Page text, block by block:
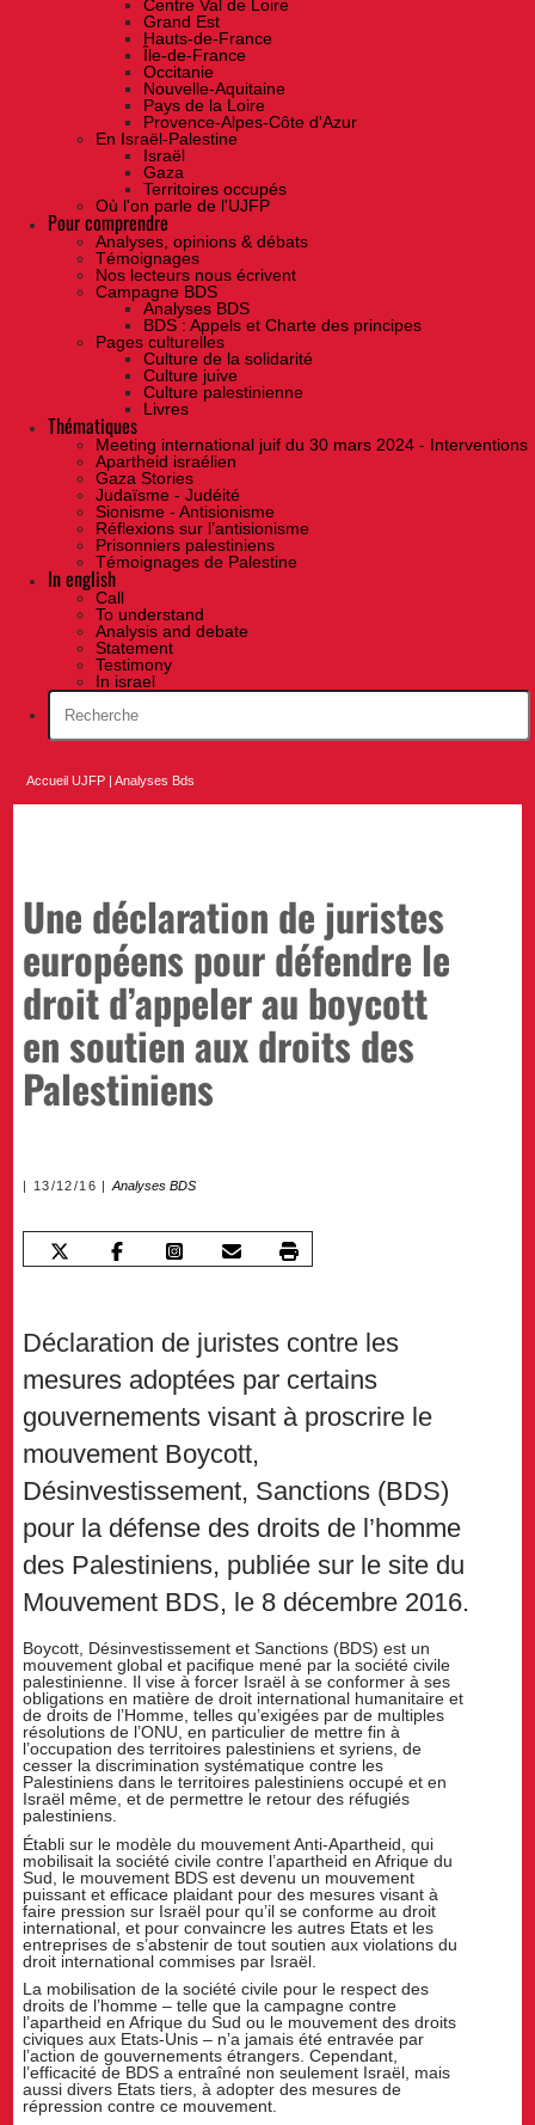
Centre Val de Loire
Grand Est
Hauts-de-France
Île-de-France
Occitanie
Nouvelle-Aquitaine
Pays de la Loire
Provence-Alpes-Côte d'Azur
En Israël-Palestine
Israël
Gaza
Territoires occupés
Où l'on parle de l'UJFP
Pour comprendre
Analyses, opinions & débats
Témoignages
Nos lecteurs nous écrivent
Campagne BDS
Analyses BDS
BDS : Appels et Charte des principes
Pages culturelles
Culture de la solidarité
Culture juive
Culture palestinienne
Livres
Thématiques
Meeting international juif du 30 mars 2024 - Interventions
Apartheid israélien
Gaza Stories
Judaïsme - Judéité
Sionisme - Antisionisme
Réflexions sur l’antisionisme
Prisonniers palestiniens
Témoignages de Palestine
In english
Call
To understand
Analysis and debate
Statement
Testimony
In israel
Accueil UJFP |Analyses Bds
Une déclaration de juristes
européens pour défendre le
droit d’appeler au boycott
en soutien aux droits des
Palestiniens
13/12/16 Analyses BDS
Déclaration de juristes contre les
mesures adoptées par certains
gouvernements visant à proscrire le
mouvement Boycott,
Désinvestissement, Sanctions (BDS)
pour la défense des droits de l’homme
des Palestiniens, publiée sur le site du
Mouvement BDS, le 8 décembre 2016.
Boycott, Désinvestissement et Sanctions (BDS) est un
mouvement global et pacifique mené par la société civile
palestinienne. Il vise à forcer Israël à se conformer à ses
obligations en matière de droit international humanitaire et
de droits de l’Homme, telles qu’exigées par de multiples
résolutions de l’ONU, en particulier de mettre fin à
l’occupation des territoires palestiniens et syriens, de
cesser la discrimination systématique contre les
Palestiniens dans le territoires palestiniens occupé et en
Israël même, et de permettre le retour des réfugiés
palestiniens.
Établi sur le modèle du mouvement Anti-Apartheid, qui
mobilisait la société civile contre l’apartheid en Afrique du
Sud, le mouvement BDS est devenu un mouvement
puissant et efficace plaidant pour des mesures visant à
faire pression sur Israël pour qu’il se conforme au droit
international, et pour convaincre les autres Etats et les
entreprises de s’abstenir de tout soutien aux violations du
droit international commises par Israël.
La mobilisation de la société civile pour le respect des
droits de l’homme – telle que la campagne contre
l’apartheid en Afrique du Sud ou le mouvement des droits
civiques aux Etats-Unis – n’a jamais été entravée par
l’action de gouvernements étrangers. Cependant,
l’efficacité de BDS a entraîné non seulement Israël, mais
aussi divers Etats tiers, à adopter des mesures de
répression contre ce mouvement.